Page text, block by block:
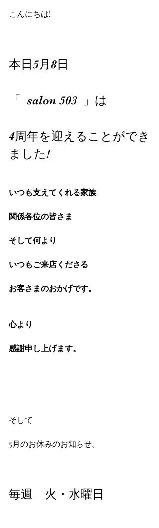
こんにちは!
本日5月8日
「  salon 503  」は
4周年を迎えることができ
ました!
いつも支えてくれる家族
関係各位の皆さま
そして何より
いつもご来店くださる
お客さまのおかげです。
心より
感謝申し上げます。
そして
5月のお休みのお知らせ。
毎週　火・水曜日